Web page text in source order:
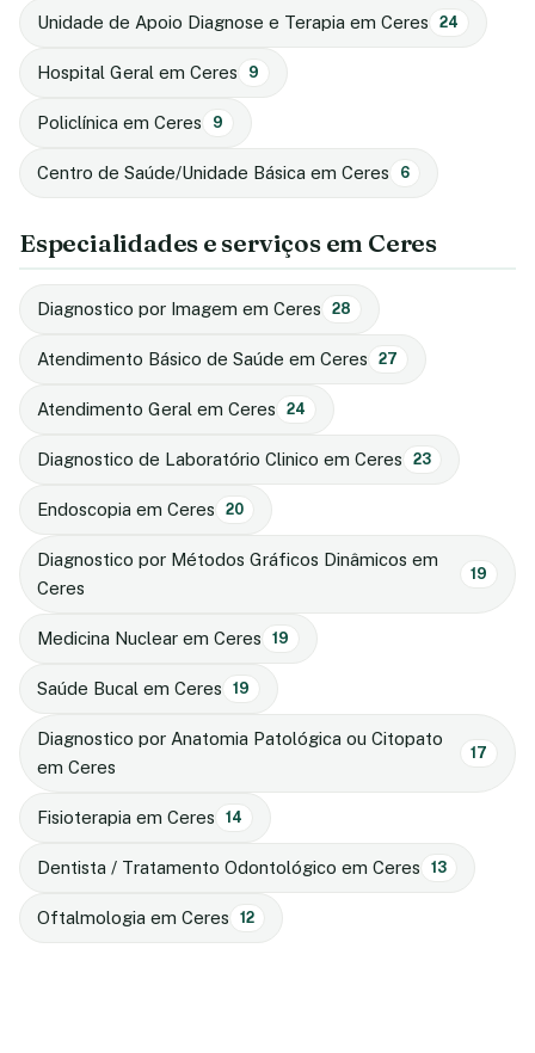
Unidade de Apoio Diagnose e Terapia em Ceres 24
Hospital Geral em Ceres 9
Policlínica em Ceres 9
Centro de Saúde/Unidade Básica em Ceres 6
Especialidades e serviços em Ceres
Diagnostico por Imagem em Ceres 28
Atendimento Básico de Saúde em Ceres 27
Atendimento Geral em Ceres 24
Diagnostico de Laboratório Clinico em Ceres 23
Endoscopia em Ceres 20
Diagnostico por Métodos Gráficos Dinâmicos em
Ceres
19
Medicina Nuclear em Ceres 19
Saúde Bucal em Ceres 19
Diagnostico por Anatomia Patológica ou Citopato
em Ceres
17
Fisioterapia em Ceres 14
Dentista / Tratamento Odontológico em Ceres 13
Oftalmologia em Ceres 12